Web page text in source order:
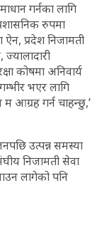
गर्नका लागि
रुपमा
ऐन, प्रदेश निजामती
कोषमा अनिवार्य
भएर लागि
आग्रह गर्न चाहन्छु,’
उत्पन्न समस्या
निजामती सेवा
लागेको पनि